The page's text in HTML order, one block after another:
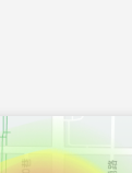
總價
1,020萬